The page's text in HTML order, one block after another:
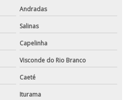
Andradas
Salinas
Capelinha
Visconde do Rio Branco
Caeté
Iturama